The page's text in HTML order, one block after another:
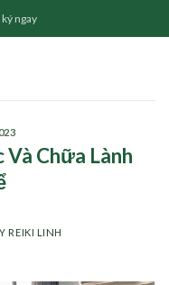
ngay
Và Chữa Lành
REIKI LINH